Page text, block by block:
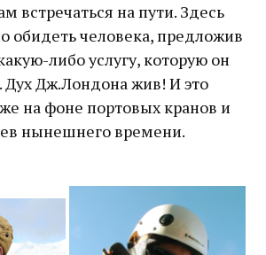
встречаться на пути. Здесь
обидеть человека, предложив
либо услугу, которую он
Дух Дж.Лондона жив! И это
на фоне портовых кранов и
нынешнего времени.